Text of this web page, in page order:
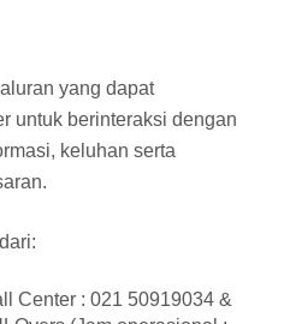
yang dapat
untuk berinteraksi dengan
keluhan serta
Center : 021 50919034 &